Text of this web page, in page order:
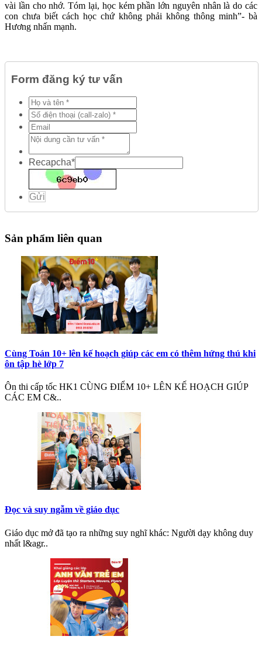
vài lần cho nhớ. Tóm lại, học kém phần lớn nguyên nhân là do các
con chưa biết cách học chứ không phải không thông minh”- bà
Hương nhấn mạnh.
Form đăng ký tư vấn
Recapcha*
Gửi
Sản phẩm liên quan
Cùng Toán 10+ lên kế hoạch giúp các em có thêm hứng thú khi
ôn tập hè lớp 7
Ôn thi cấp tốc HK1 CÙNG ĐIỂM 10+ LÊN KẾ HOẠCH GIÚP
CÁC EM C&..
Đọc và suy ngẫm về giáo dục
Giáo dục mở đã tạo ra những suy nghĩ khác: Người dạy không duy
nhất l&agr..